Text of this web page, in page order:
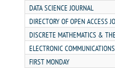
WEBMAIL
PORTAL DE ALUNOS
DATA SCIENCE JOURNAL
DIRECTORY OF OPEN ACCESS
DISCRETE MATHEMATICS &
ELECTRONIC
FIRST MONDAY